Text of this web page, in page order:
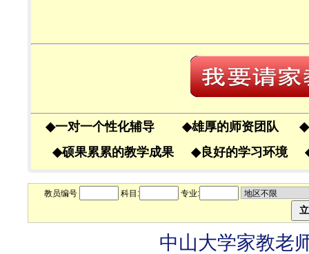
◆一对一个性化辅导 ◆雄厚的师资团队 ◆
◆硕果累累的教学成果 ◆良好的学习环境
教员编号 科目: 专业:
中山大学家教老